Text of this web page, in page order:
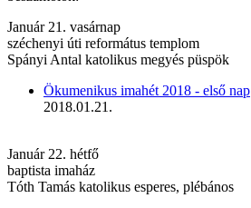
Január 21. vasárnap
széchenyi úti református templom
Spányi Antal katolikus megyés püspök
Ökumenikus imahét 2018 - első nap
2018.01.21.
Január 22. hétfő
baptista imaház
Tóth Tamás katolikus esperes, plébános